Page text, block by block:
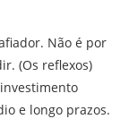
Não é por
(Os reflexos)
e longo prazos.